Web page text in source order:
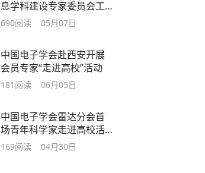
息学科建设专家委员会工
作会议成功举行
690阅读 05月07日
中国电子学会赴西安开展
会员专家“走进高校”活动
181 阅读 06月05日
中国电子学会雷达分会首
场青年科学家走进高校活
动成功举办
169阅读 04月30日